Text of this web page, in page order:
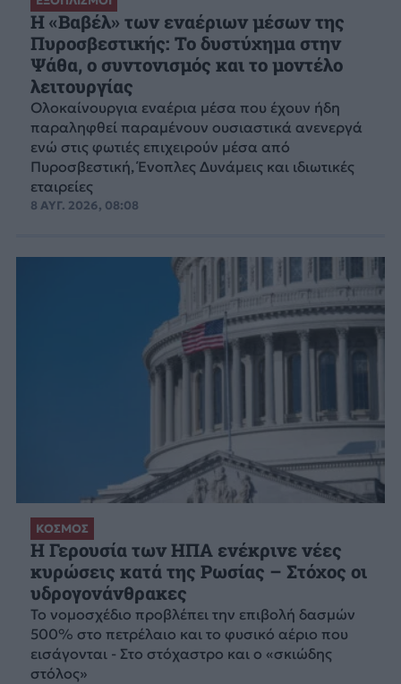
H «Βαβέλ» των εναέριων μέσων της
Πυροσβεστικής: Το δυστύχημα στην
Ψάθα, ο συντονισμός και το μοντέλο
λειτουργίας
Ολοκαίνουργια εναέρια μέσα που έχουν ήδη
παραληφθεί παραμένουν ουσιαστικά ανενεργά
ενώ στις φωτιές επιχειρούν μέσα από
Πυροσβεστική, Ένοπλες Δυνάμεις και ιδιωτικές
εταιρείες
8 ΑΥΓ. 2026, 08:08
ΚΟΣΜΟΣ
Η Γερουσία των ΗΠΑ ενέκρινε νέες
κυρώσεις κατά της Ρωσίας – Στόχος οι
υδρογονάνθρακες
Το νομοσχέδιο προβλέπει την επιβολή δασμών
500% στο πετρέλαιο και το φυσικό αέριο που
εισάγονται - Στο στόχαστρο και ο «σκιώδης
στόλος»